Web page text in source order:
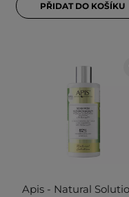
PŘIDAT DO KOŠÍKU
Apis - Natural